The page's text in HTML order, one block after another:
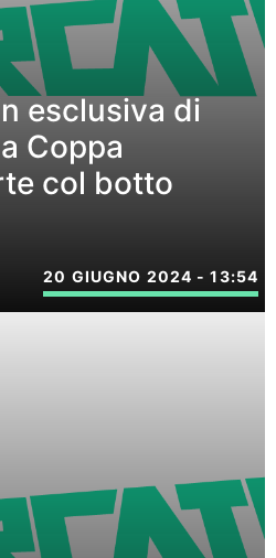
esclusiva di
Coppa
col botto
20 GIUGNO 2024 - 13:54